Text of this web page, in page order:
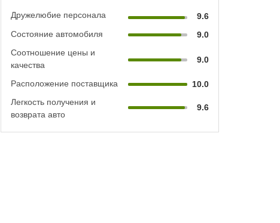
Дружелюбие персонала
9.6
Состояние автомобиля
9.0
Соотношение цены и
качества
9.0
Расположение поставщика
10.0
Легкость получения и
возврата авто
9.6